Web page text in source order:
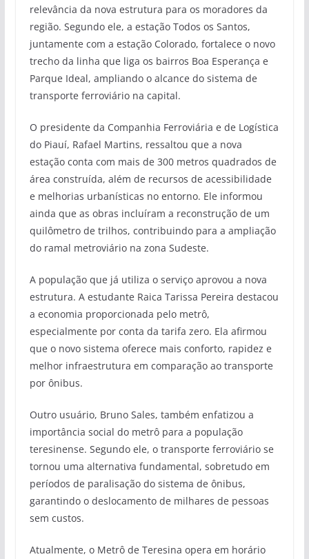
relevância da nova estrutura para os moradores da
região. Segundo ele, a estação Todos os Santos,
juntamente com a estação Colorado, fortalece o novo
trecho da linha que liga os bairros Boa Esperança e
Parque Ideal, ampliando o alcance do sistema de
transporte ferroviário na capital.
O presidente da Companhia Ferroviária e de Logística
do Piauí, Rafael Martins, ressaltou que a nova
estação conta com mais de 300 metros quadrados de
área construída, além de recursos de acessibilidade
e melhorias urbanísticas no entorno. Ele informou
ainda que as obras incluíram a reconstrução de um
quilômetro de trilhos, contribuindo para a ampliação
do ramal metroviário na zona Sudeste.
A população que já utiliza o serviço aprovou a nova
estrutura. A estudante Raica Tarissa Pereira destacou
a economia proporcionada pelo metrô,
especialmente por conta da tarifa zero. Ela afirmou
que o novo sistema oferece mais conforto, rapidez e
melhor infraestrutura em comparação ao transporte
por ônibus.
Outro usuário, Bruno Sales, também enfatizou a
importância social do metrô para a população
teresinense. Segundo ele, o transporte ferroviário se
tornou uma alternativa fundamental, sobretudo em
períodos de paralisação do sistema de ônibus,
garantindo o deslocamento de milhares de pessoas
sem custos.
Atualmente, o Metrô de Teresina opera em horário